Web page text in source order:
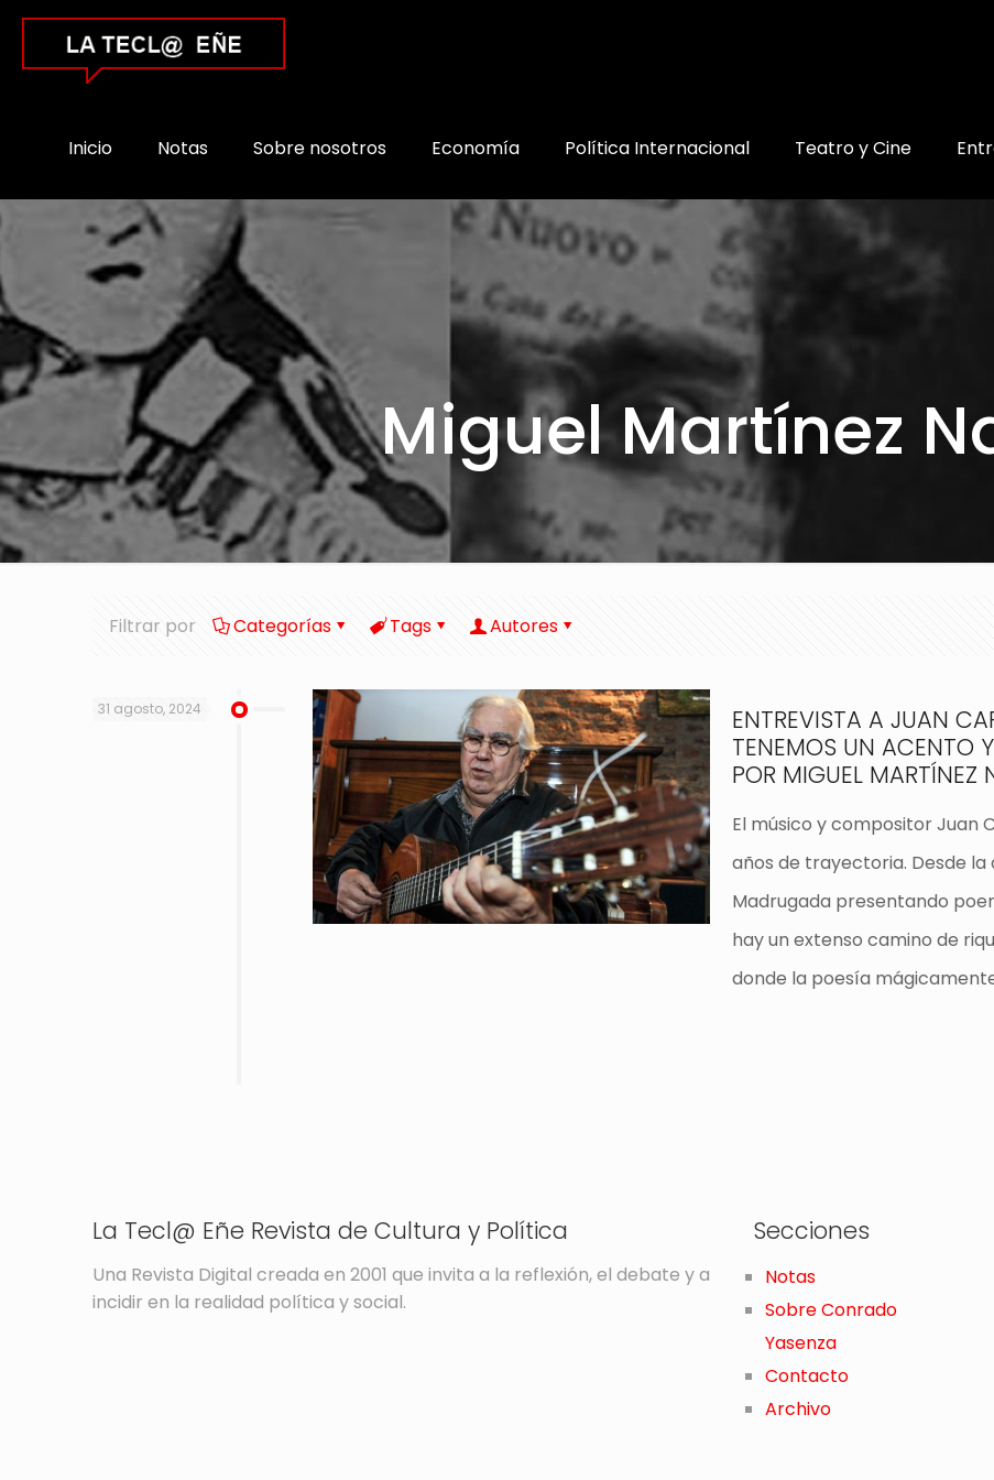
Inicio Notas Sobre nosotros Economía Política Internacional Teatro y Cine
Miguel Martínez
Filtrar por Categorías Tags Autores
31 agosto, 2024
ENTREVISTA A JUAN
TENEMOS UN ACENTO
POR MIGUEL MARTÍNEZ
El músico y compositor Juan
años de trayectoria. Desde la
Madrugada presentando
hay un extenso camino de
donde la poesía
La Tecl@ Eñe Revista de Cultura y Política
Una Revista Digital creada en 2001 que invita a la reflexión, el debate y a
incidir en la realidad política y social.
Secciones
Notas
Sobre Conrado
Yasenza
Contacto
Archivo